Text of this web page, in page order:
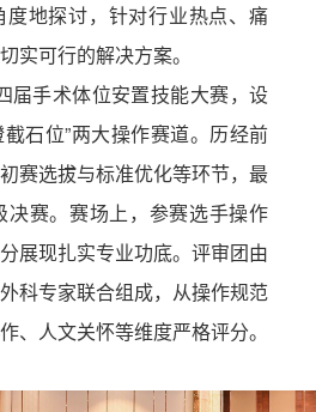
地探讨，针对行业热点、痛
实可行的解决方案。
届手术体位安置技能大赛，设
截石位”两大操作赛道。历经前
赛选拔与标准优化等环节，最
决赛。赛场上，参赛选手操作
展现扎实专业功底。评审团由
科专家联合组成，从操作规范
、人文关怀等维度严格评分。